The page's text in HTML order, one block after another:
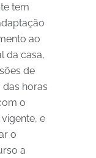
tem
ao
da casa,
de
horas
o
e
o
a